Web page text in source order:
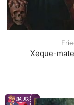
Xeque-